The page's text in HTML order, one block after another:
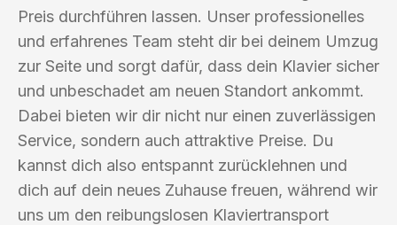
Preis durchführen lassen. Unser professionelles
und erfahrenes Team steht dir bei deinem Umzug
zur Seite und sorgt dafür, dass dein Klavier sicher
und unbeschadet am neuen Standort ankommt.
Dabei bieten wir dir nicht nur einen zuverlässigen
Service, sondern auch attraktive Preise. Du
kannst dich also entspannt zurücklehnen und
dich auf dein neues Zuhause freuen, während wir
uns um den reibungslosen Klaviertransport